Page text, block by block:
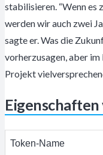
stabilisieren. “Wenn es
werden wir auch zwei
sagte er. Was die
vorherzusagen, aber
Projekt
Eigenschaften
Token-Name